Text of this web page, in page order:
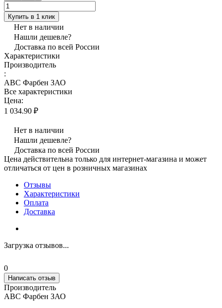
Купить в 1 клик
Нет в наличии
Нашли дешевле?
Доставка по всей России
Характеристики
Производитель
:
АВС Фарбен ЗАО
Все характеристики
Цена:
1 034.90 ₽
Нет в наличии
Нашли дешевле?
Доставка по всей России
Цена действительна только для интернет-магазина и может
отличаться от цен в розничных магазинах
Отзывы
Характеристики
Оплата
Доставка
Загрузка отзывов...
0
Написать отзыв
Производитель
АВС Фарбен ЗАО